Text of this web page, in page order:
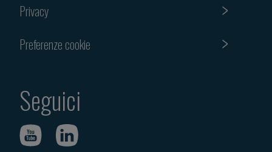
Privacy
Preferenze cookie
Seguici